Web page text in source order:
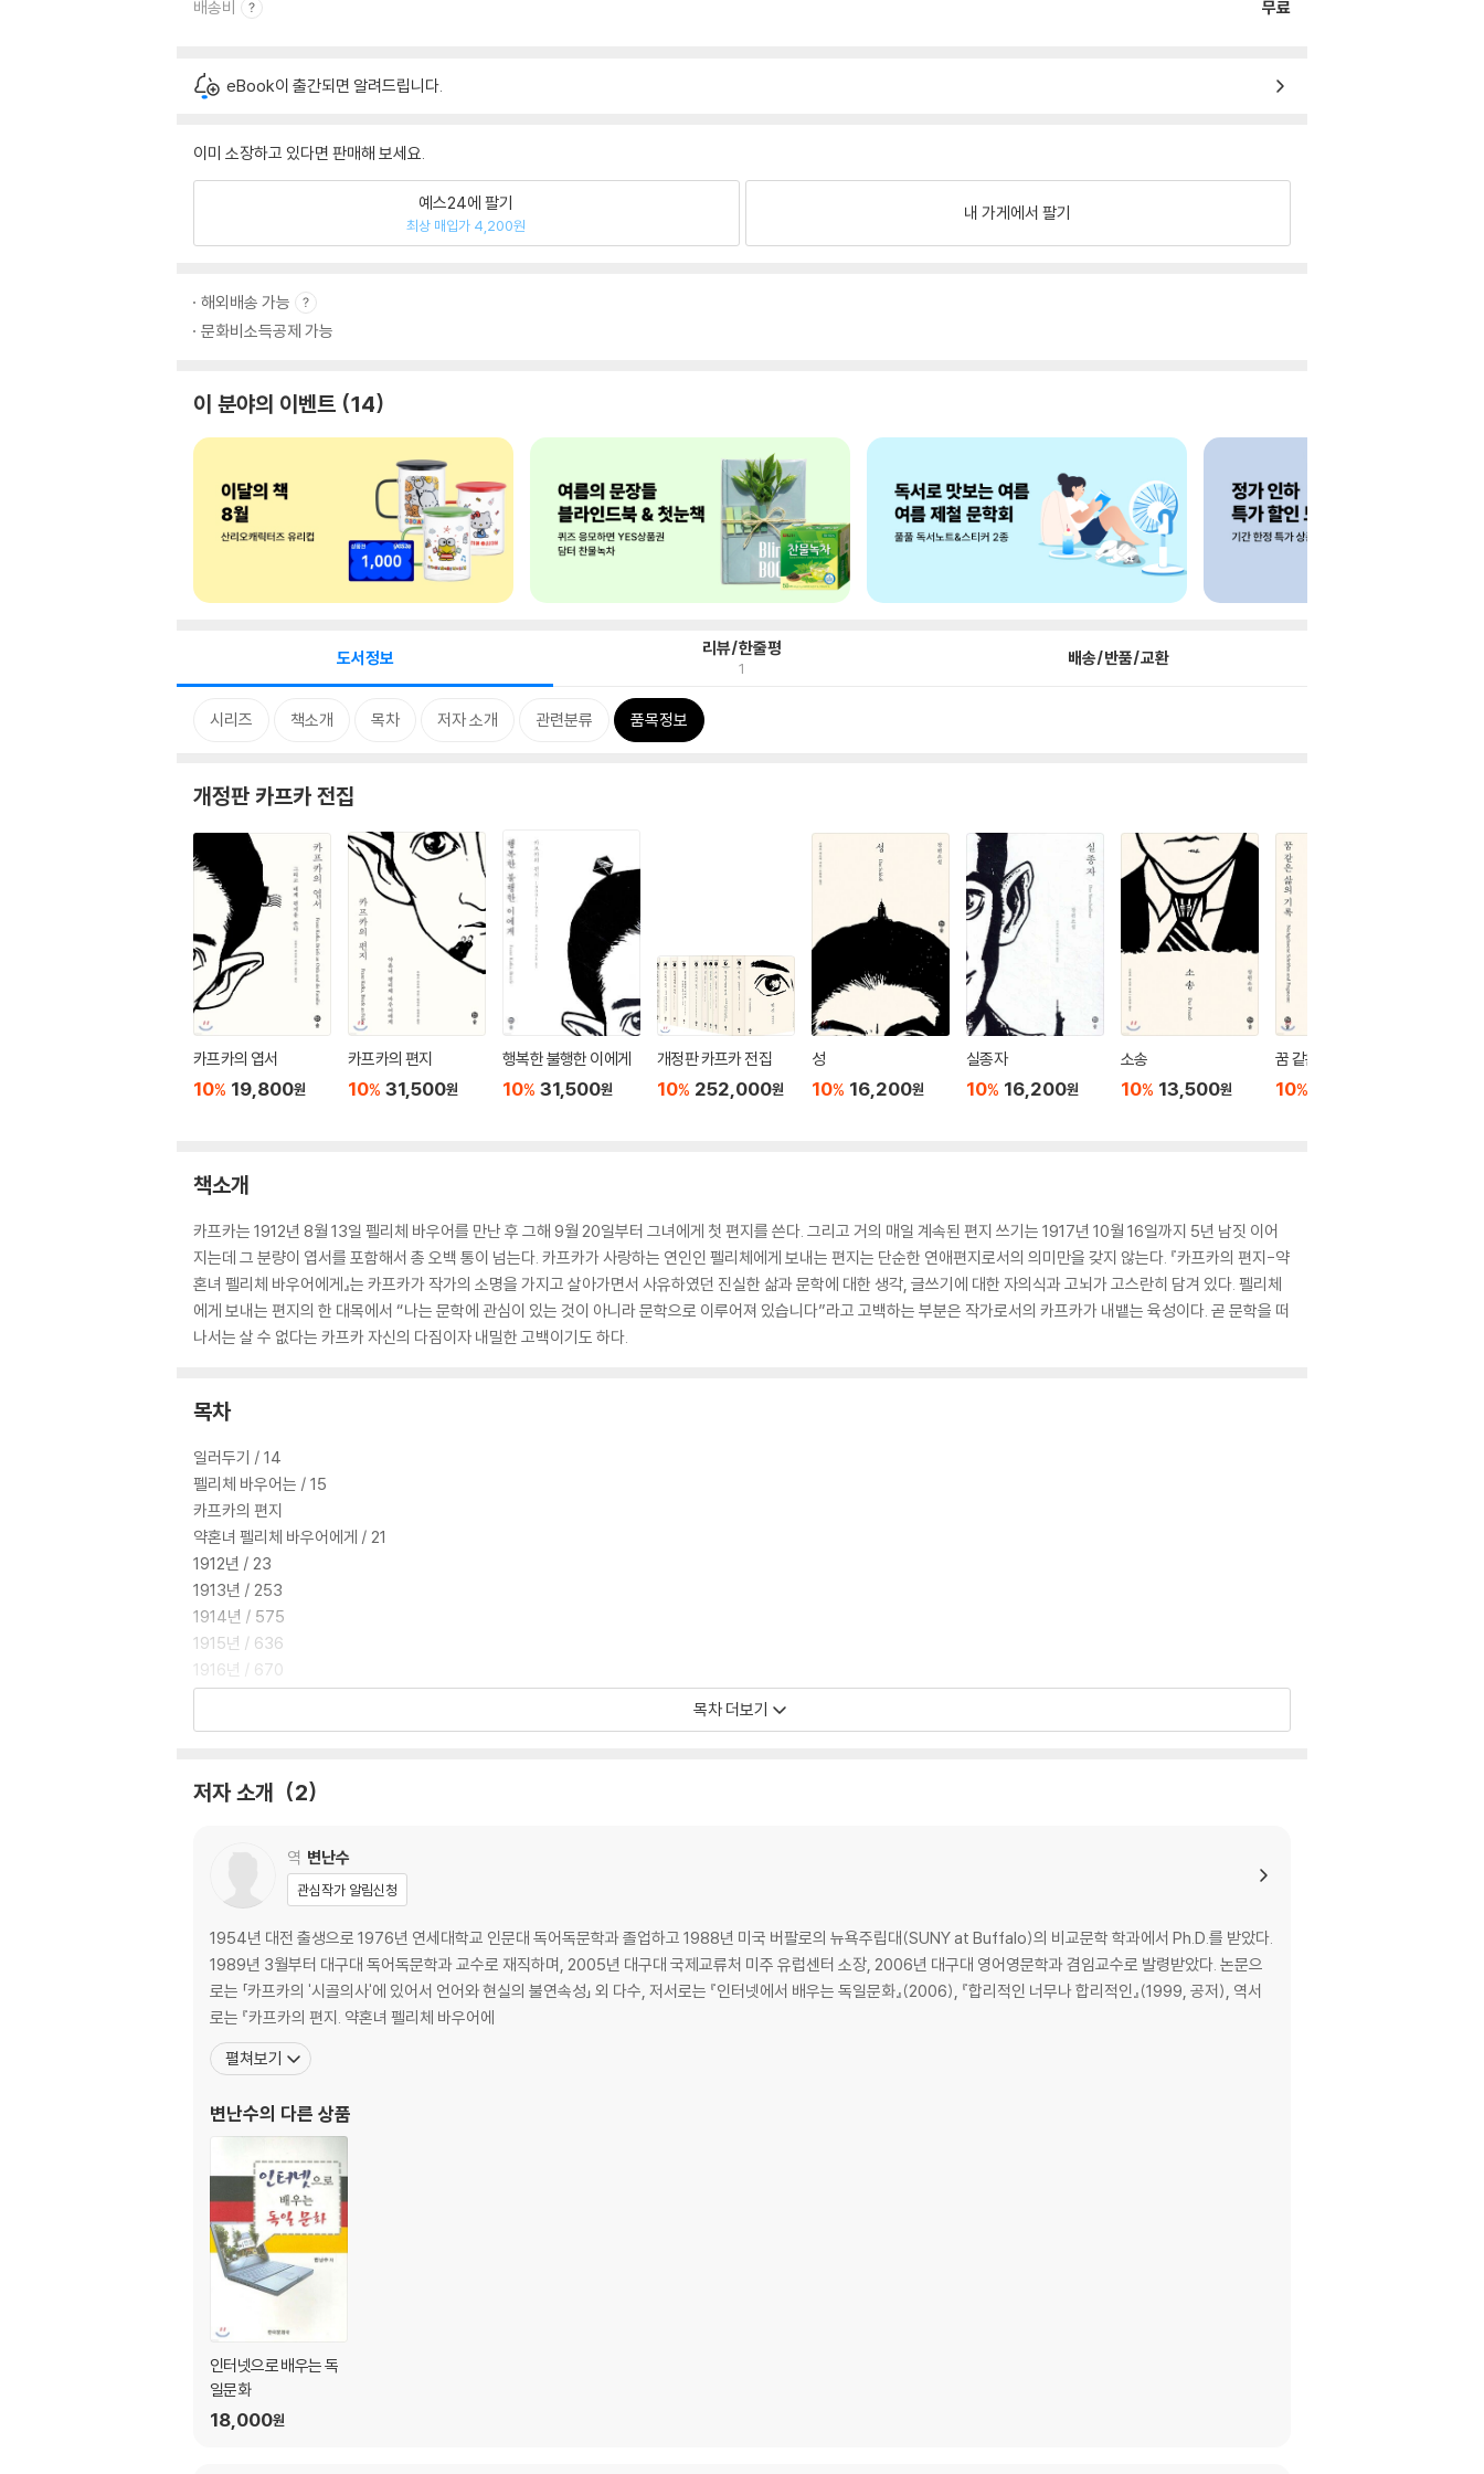
배송비 무료
eBook이 출간되면 알려드립니다.
이미 소장하고 있다면 판매해 보세요.
예스24에 팔기
최상 매입가 4,200원
내 가게에서 팔기
해외배송 가능
문화비소득공제 가능
이 분야의 이벤트 14
도서정보 리뷰/한줄평
1 배송/반품/교환
시리즈 책소개 목차 저자 소개 관련분류 품목정보
개정판 카프카 전집
카프카의 엽서
10% 19,800원
카프카의 편지
10% 31,500원
행복한 불행한 이에게
10% 31,500원
개정판 카프카 전집
10% 252,000원
성
10% 16,200원
실종자
10% 16,200원
소송
10% 13,500원
꿈 같은 삶의 기록
10%
책소개
카프카는 1912년 8월 13일 펠리체 바우어를 만난 후 그해 9월 20일부터 그녀에게 첫 편지를 쓴다. 그리고 거의 매일 계속된 편지 쓰기는 1917년 10월 16일까지 5년 남짓 이어
지는데 그 분량이 엽서를 포함해서 총 오백 통이 넘는다. 카프카가 사랑하는 연인인 펠리체에게 보내는 편지는 단순한 연애편지로서의 의미만을 갖지 않는다. 『카프카의 편지-약
혼녀 펠리체 바우어에게』는 카프카가 작가의 소명을 가지고 살아가면서 사유하였던 진실한 삶과 문학에 대한 생각, 글쓰기에 대한 자의식과 고뇌가 고스란히 담겨 있다. 펠리체
에게 보내는 편지의 한 대목에서 “나는 문학에 관심이 있는 것이 아니라 문학으로 이루어져 있습니다”라고 고백하는 부분은 작가로서의 카프카가 내뱉는 육성이다. 곧 문학을 떠
나서는 살 수 없다는 카프카 자신의 다짐이자 내밀한 고백이기도 하다.
목차
일러두기 / 14
펠리체 바우어는 / 15
카프카의 편지
약혼녀 펠리체 바우어에게 / 21
1912년 / 23
1913년 / 253
1914년 / 575
1915년 / 636
1916년 / 670
1917년 / 805
‘역자 후기’에 갈음하여 / 869
목차 더보기
저자 소개 2
역 변난수
관심작가 알림신청
1954년 대전 출생으로 1976년 연세대학교 인문대 독어독문학과 졸업하고 1988년 미국 버팔로의 뉴욕주립대(SUNY at Buffalo)의 비교문학 학과에서 Ph.D.를 받았다.
1989년 3월부터 대구대 독어독문학과 교수로 재직하며, 2005년 대구대 국제교류처 미주 유럽센터 소장, 2006년 대구대 영어영문학과 겸임교수로 발령받았다. 논문으
로는 「카프카의 '시골의사'에 있어서 언어와 현실의 불연속성」 외 다수, 저서로는 『인터넷에서 배우는 독일문화』(2006), 『합리적인 너무나 합리적인』(1999, 공저), 역서
로는 『카프카의 편지. 약혼녀 펠리체 바우어에
펼쳐보기
변난수의 다른 상품
인터넷으로 배우는 독
일문화
18,000원